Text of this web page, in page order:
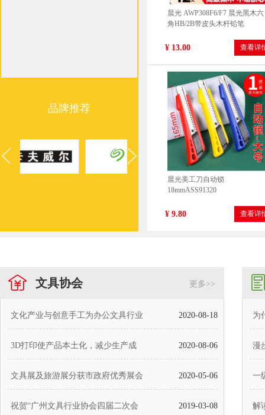
品牌推荐
晨光 AWP308F6/F7 晨光黑木六
角HB/2B带皮头木杆铅笔
¥ 13.00 查看详
晨光美工刀自动锁
18mmASS91320
¥ 9.80 查看详
晨光剪刀经典办公
¥ 5.50 查看详
文具协会 更多>>
文化产业与创意手工为办公文具行业 2020-08-18
3D打印使产品本土化，减少生产成 2020-08-06
文具展及旅游展分获市政府优秀展会 2020-05-06
祝贺“广州文具行业协会四届二次会 2019-03-08
为
漫
一
解